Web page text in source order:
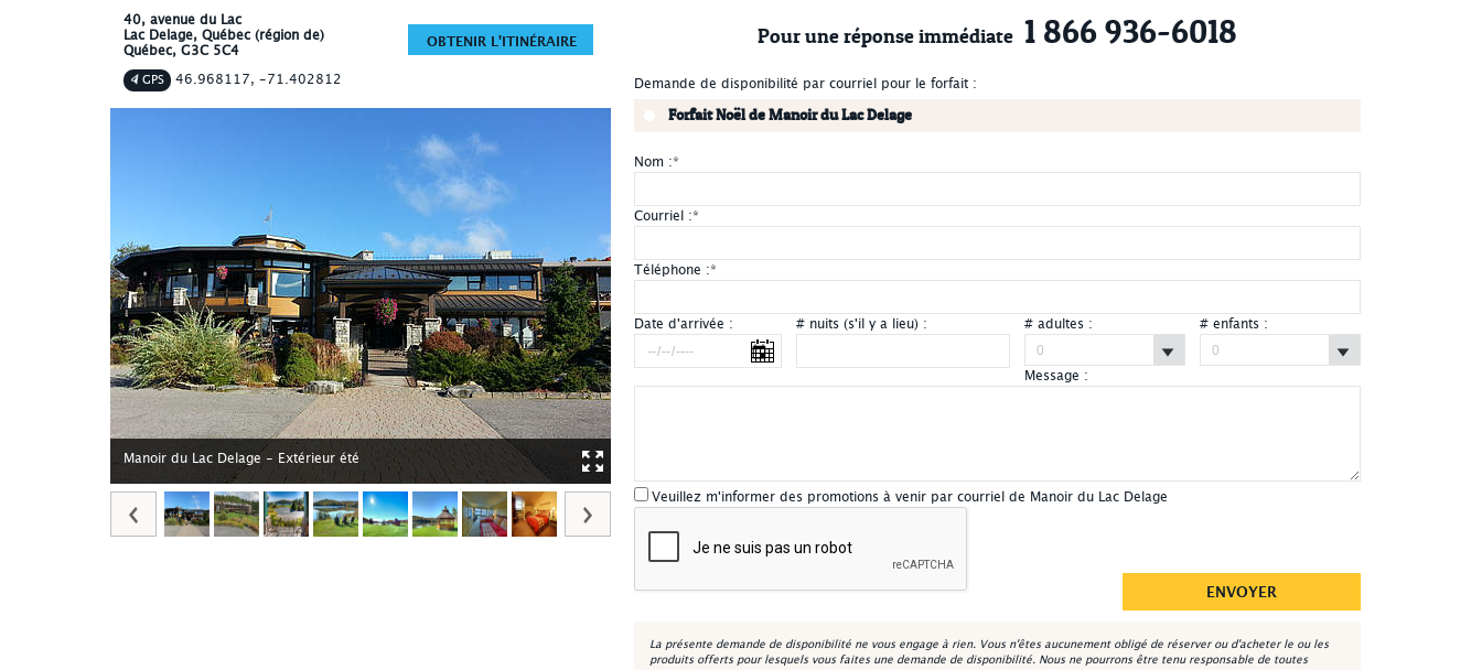
40, avenue du Lac
Lac Delage, Québec (région de)
Québec, G3C 5C4
GPS 46.968117, -71.402812
OBTENIR L'ITINÉRAIRE
Manoir du Lac Delage - Extérieur été
Pour une réponse immédiate 1 866 936-6018
Demande de disponibilité par courriel pour le forfait :
Forfait Noël de Manoir du Lac Delage
Nom :*
Courriel :*
Téléphone :*
Date d'arrivée : # nuits (s'il y a lieu) : # adultes : # enfants :
Message :
Veuillez m'informer des promotions à venir par courriel de Manoir du Lac Delage
La présente demande de disponibilité ne vous engage à rien. Vous n'êtes aucunement obligé de réserver ou d'acheter le ou les
produits offerts pour lesquels vous faites une demande de disponibilité. Nous ne pourrons être tenu responsable de toutes